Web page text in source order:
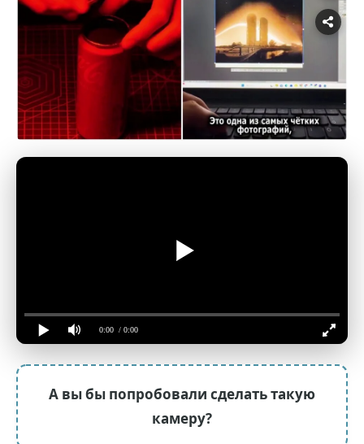
0:00 / 0:00
А вы бы попробовали сделать такую
камеру?